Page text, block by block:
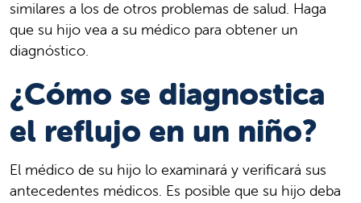
similares a los de otros problemas de salud. Haga
que su hijo vea a su médico para obtener un
diagnóstico.
¿Cómo se diagnostica
el reflujo en un niño?
El médico de su hijo lo examinará y verificará sus
antecedentes médicos. Es posible que su hijo deba